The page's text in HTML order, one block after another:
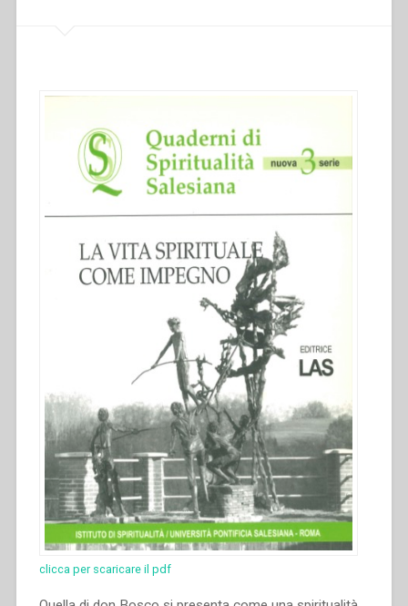
clicca per scaricare il pdf